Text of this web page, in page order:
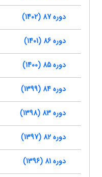
دوره 87 (1402)
دوره 86 (1401)
دوره 85 (1400)
دوره 84 (1399)
دوره 83 (1398)
دوره 82 (1397)
دوره 81 (1396)